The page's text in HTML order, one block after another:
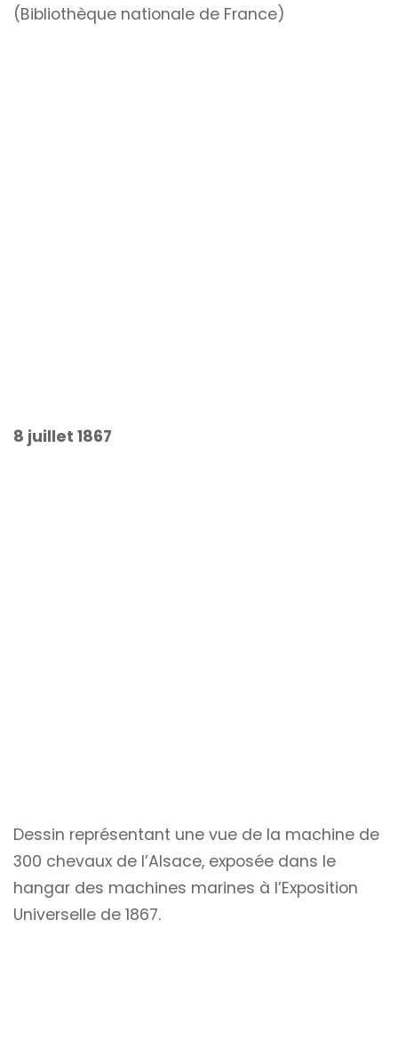
(Bibliothèque nationale de France)
8 juillet 1867
Dessin représentant une vue de la machine de
300 chevaux de l’Alsace, exposée dans le
hangar des machines marines à l’Exposition
Universelle de 1867.